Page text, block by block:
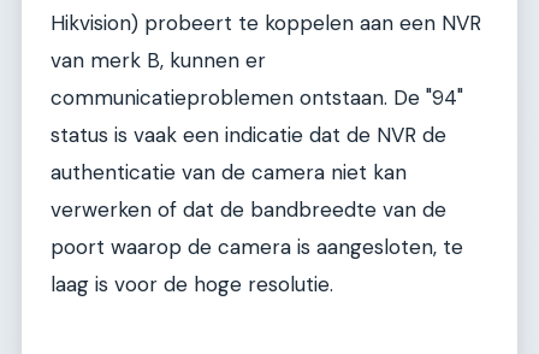
Hikvision) probeert te koppelen aan een NVR
van merk B, kunnen er
communicatieproblemen ontstaan. De "94"
status is vaak een indicatie dat de NVR de
authenticatie van de camera niet kan
verwerken of dat de bandbreedte van de
poort waarop de camera is aangesloten, te
laag is voor de hoge resolutie.